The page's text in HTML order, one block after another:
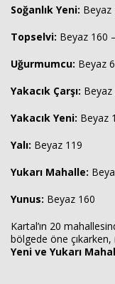
Soğanlık Yeni: Beyaz
Topselvi: Beyaz 160
Uğurmumcu: Beyaz
Yakacık Çarşı:
Yakacık Yeni: Beyaz
Yalı: Beyaz 119
Yukarı Mahalle:
Yunus: Beyaz 160
Kartal’ın 20
bölgede öne
Yeni ve Yukarı